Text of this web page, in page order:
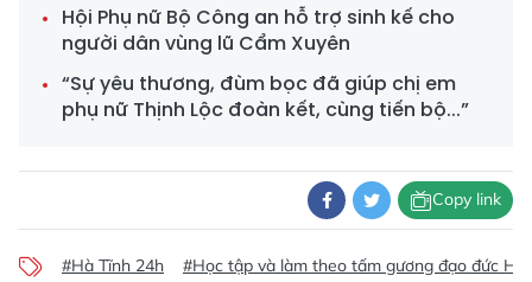
Hội Phụ nữ Bộ Công an hỗ trợ sinh kế cho
người dân vùng lũ Cẩm Xuyên
“Sự yêu thương, đùm bọc đã giúp chị em
phụ nữ Thịnh Lộc đoàn kết, cùng tiến bộ...”
Copy link
#Hà Tĩnh 24h #Học tập và làm theo tấm gương đạo đức Hồ